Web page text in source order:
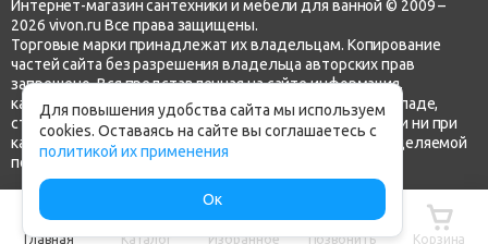
Главная Каталог Избранное Позвонить Корзина
Интернет-магазин сантехники и мебели для ванной © 2009 –
2026 vivon.ru Все права защищены.
Торговые марки принадлежат их владельцам. Копирование
частей сайта без разрешения владельца авторских прав
запрещено. Вся представленная на сайте информация,
касающаяся технических характеристик, наличия на складе,
стоимости товаров, носит информационный характер и ни при
каких условиях не является публичной офертой, определяемой
положениями ч.2 ст. 437 Гражданского кодекса РФ.
Для повышения удобства сайта мы используем
cookies. Оставаясь на сайте вы соглашаетесь с
политикой их применения
Ок